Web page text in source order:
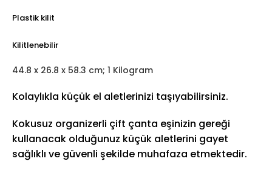
Plastik kilit
Kilitlenebilir
44.8 x 26.8 x 58.3 cm; 1 Kilogram
Kolaylıkla küçük el aletlerinizi taşıyabilirsiniz.
Kokusuz organizerli çift çanta eşinizin gereği
kullanacak olduğunuz küçük aletlerini gayet
sağlıklı ve güvenli şekilde muhafaza etmektedir.